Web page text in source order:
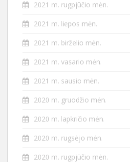
2021 m. rugpjūčio mėn.
2021 m. liepos mėn.
2021 m. birželio mėn.
2021 m. vasario mėn.
2021 m. sausio mėn.
2020 m. gruodžio mėn.
2020 m. lapkričio mėn.
2020 m. rugsėjo mėn.
2020 m. rugpjūčio mėn.